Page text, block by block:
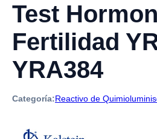
Test
Fertilidad
YRA384
Categoría:Reactivo de